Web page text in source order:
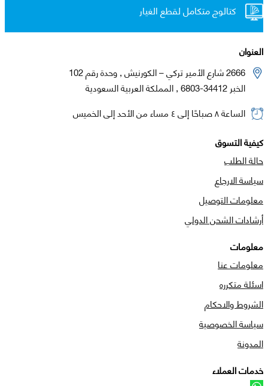
كتالوج متكامل لقطع الغيار
العنوان
2666 شارع الأمير تركي – الكورنيش , وحدة رقم 102
الخبر 34412-6803 , المملكة العربية السعودية
الساعة ٨ صباحًا إلى ٤ مساء من الأحد إلى الخميس
كيفية التسوق
حالة الطلب
سياسة الارجاع
معلومات التوصيل
أرشادات الشحن الدولي
معلومات
معلومات عنا
اسئلة متكرره
الشروط والاحكام
سياسة الخصوصية
المدونة
خدمات العملاء